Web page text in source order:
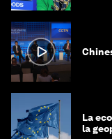
La
la